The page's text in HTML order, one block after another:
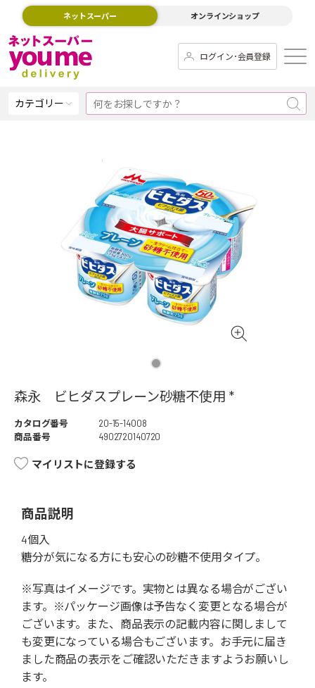
ネットスーパー オンラインショップ
ログイン･会員登録
カテゴリー
森永 ビヒダスプレーン砂糖不使用 *
カタログ番号
20-15-14008
商品番号
4902720140720
マイリストに登録する
商品説明
4個入
糖分が気になる方にも安心の砂糖不使用タイプ。
※写真はイメージです。実物とは異なる場合がござい
ます。※パッケージ画像は予告なく変更となる場合が
ございます。また、商品表示の記載内容に関しまして
も変更になっている場合もございます。お手元に届き
ました商品の表示をご確認いただきますようお願いし
ます。